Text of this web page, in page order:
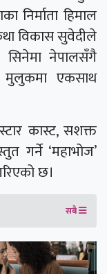
निर्माता हिमाल
विकास सुवेदीले
सिनेमा नेपालसँगै
मुलुकमा एकसाथ
कास्ट, सशक्त
गर्ने ‘महाभोज’
छ।
सबै